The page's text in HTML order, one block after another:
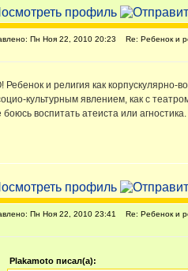
Пн Ноя 22, 2010 20:23 Re: Ребенок и
и религия как корпускулярно-
культурным явлением, как с
боюсь воспитать атеиста или
Пн Ноя 22, 2010 23:41 Re: Ребенок и
Plakamoto писал(а):